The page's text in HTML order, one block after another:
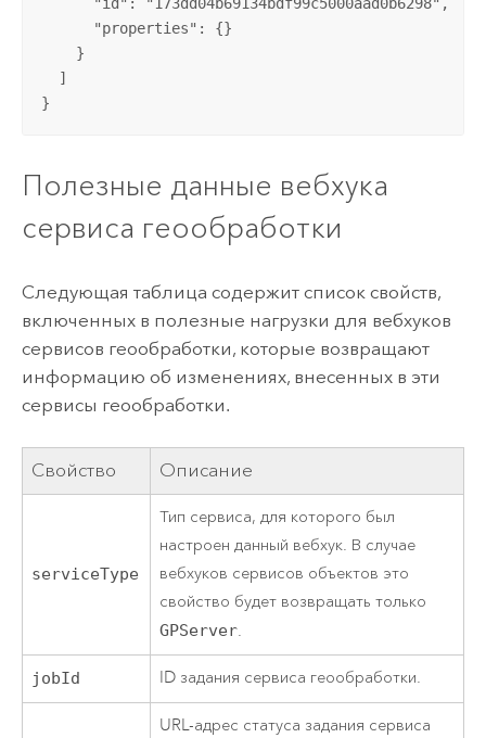
      "properties": {}
    }
  ]
}
Полезные данные вебхука
сервиса геообработки
Следующая таблица содержит список свойств,
включенных в полезные нагрузки для вебхуков
сервисов геообработки, которые возвращают
информацию об изменениях, внесенных в эти
сервисы геообработки.
Свойство Описание
serviceType
Тип сервиса, для которого был
настроен данный вебхук. В случае
вебхуков сервисов объектов это
свойство будет возвращать только
GPServer.
jobId ID задания сервиса геообработки.
URL-адрес статуса задания сервиса